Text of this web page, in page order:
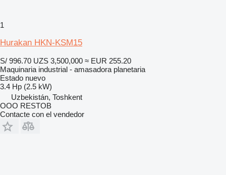
1
Hurakan HKN-KSM15
S/ 996.70 UZS 3,500,000 ≈ EUR 255.20
Maquinaria industrial - amasadora planetaria
Estado nuevo
3.4 Hp (2.5 kW)
Uzbekistán, Toshkent
OOO RESTOB
Contacte con el vendedor